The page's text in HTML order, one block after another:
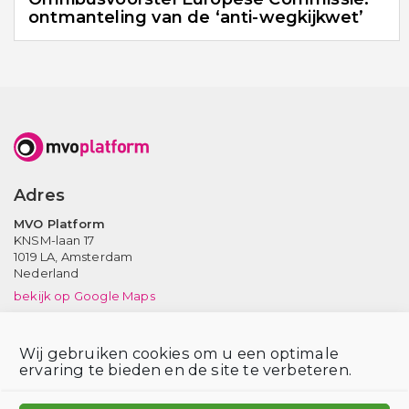
Wij gebruiken cookies om u een optimale
ervaring te bieden en de site te verbeteren.
ontmanteling van de ‘anti-wegkijkwet’
Adres
MVO Platform
KNSM-laan 17
1019 LA, Amsterdam
Nederland
bekijk op Google Maps
Tel: (020) 639 12 91 (ma-vr, 9-17 uur)
Email:info@mvoplatform.nl
V V V